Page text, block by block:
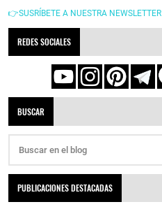
👉SUSRÍBETE A NUESTRA NEWSLETTER
REDES SOCIALES
BUSCAR
PUBLICACIONES DESTACADAS